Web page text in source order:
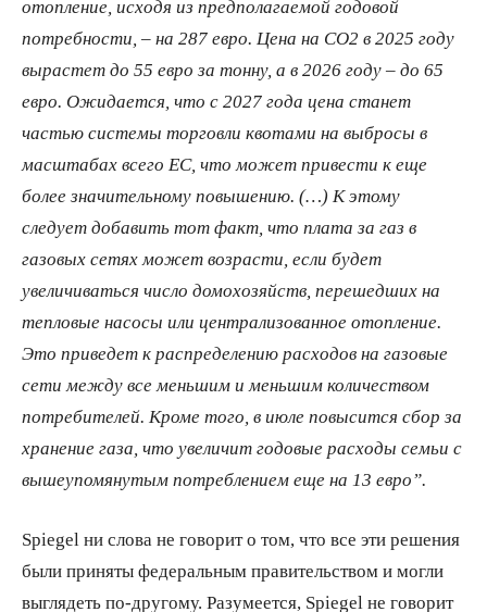
отопление, исходя из предполагаемой годовой
потребности, – на 287 евро. Цена на CO2 в 2025 году
вырастет до 55 евро за тонну, а в 2026 году – до 65
евро. Ожидается, что с 2027 года цена станет
частью системы торговли квотами на выбросы в
масштабах всего ЕС, что может привести к еще
более значительному повышению. (…) К этому
следует добавить тот факт, что плата за газ в
газовых сетях может возрасти, если будет
увеличиваться число домохозяйств, перешедших на
тепловые насосы или централизованное отопление.
Это приведет к распределению расходов на газовые
сети между все меньшим и меньшим количеством
потребителей. Кроме того, в июле повысится сбор за
хранение газа, что увеличит годовые расходы семьи с
вышеупомянутым потреблением еще на 13 евро”.
Spiegel ни слова не говорит о том, что все эти решения
были приняты федеральным правительством и могли
выглядеть по-другому. Разумеется, Spiegel не говорит